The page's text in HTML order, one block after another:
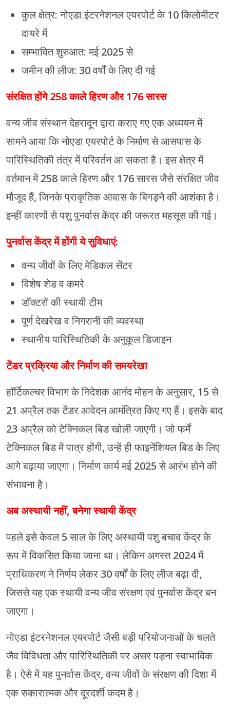
कुल क्षेत्र: नोएडा इंटरनेशनल एयरपोर्ट के 10 किलोमीटर
दायरे में
सम्भावित शुरुआत: मई 2025 से
जमीन की लीज: 30 वर्षों के लिए दी गई
संरक्षित होंगे 258 काले हिरण और 176 सारस
वन्य जीव संस्थान देहरादून द्वारा कराए गए एक अध्ययन में
सामने आया कि नोएडा एयरपोर्ट के निर्माण से आसपास के
पारिस्थितिकी तंत्र में परिवर्तन आ सकता है। इस क्षेत्र में
वर्तमान में 258 काले हिरण और 176 सारस जैसे संरक्षित जीव
मौजूद हैं, जिनके प्राकृतिक आवास के बिगड़ने की आशंका है।
इन्हीं कारणों से पशु पुनर्वास केंद्र की जरूरत महसूस की गई।
पुनर्वास केंद्र में होंगी ये सुविधाएं:
वन्य जीवों के लिए मेडिकल सेंटर
विशेष शेड व कमरे
डॉक्टरों की स्थायी टीम
पूर्ण देखरेख व निगरानी की व्यवस्था
स्थानीय पारिस्थितिकी के अनुकूल डिजाइन
टेंडर प्रक्रिया और निर्माण की समयरेखा
हॉर्टिकल्चर विभाग के निदेशक आनंद मोहन के अनुसार, 15 से
21 अप्रैल तक टेंडर आवेदन आमंत्रित किए गए हैं। इसके बाद
23 अप्रैल को टेक्निकल बिड खोली जाएगी। जो फर्में
टेक्निकल बिड में पात्र होंगी, उन्हें ही फाइनेंशियल बिड के लिए
आगे बढ़ाया जाएगा। निर्माण कार्य मई 2025 से आरंभ होने की
संभावना है।
अब अस्थायी नहीं, बनेगा स्थायी केंद्र
पहले इसे केवल 5 साल के लिए अस्थायी पशु बचाव केंद्र के
रूप में विकसित किया जाना था। लेकिन अगस्त 2024 में
प्राधिकरण ने निर्णय लेकर 30 वर्षों के लिए लीज बढ़ा दी,
जिससे यह एक स्थायी वन्य जीव संरक्षण एवं पुनर्वास केंद्र बन
जाएगा।
नोएडा इंटरनेशनल एयरपोर्ट जैसी बड़ी परियोजनाओं के चलते
जैव विविधता और पारिस्थितिकी पर असर पड़ना स्वाभाविक
है। ऐसे में यह पुनर्वास केंद्र, वन्य जीवों के संरक्षण की दिशा में
एक सकारात्मक और दूरदर्शी कदम है।